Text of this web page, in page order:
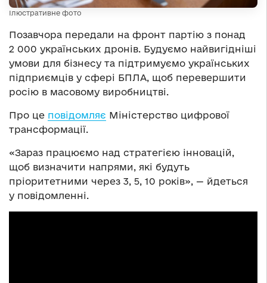
Ілюстративне фото
Позавчора передали на фронт партію з понад
2 000 українських дронів. Будуємо найвигідніші
умови для бізнесу та підтримуємо українських
підприємців у сфері БПЛА, щоб перевершити
росію в масовому виробництві.
Про це повідомляє Міністерство цифрової
трансформації.
«Зараз працюємо над стратегією інновацій,
щоб визначити напрями, які будуть
пріоритетними через 3, 5, 10 років», — йдеться
у повідомленні.